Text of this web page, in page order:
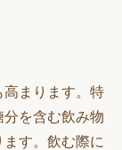
高まります。特
を含む飲み物
す。飲む際に